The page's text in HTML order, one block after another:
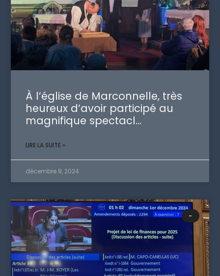
À l’église de Marconnelle, très
heureux d’avoir participé au
magnifique spectacl…
LIRE LA SUITE »
décembre 9, 2024
-